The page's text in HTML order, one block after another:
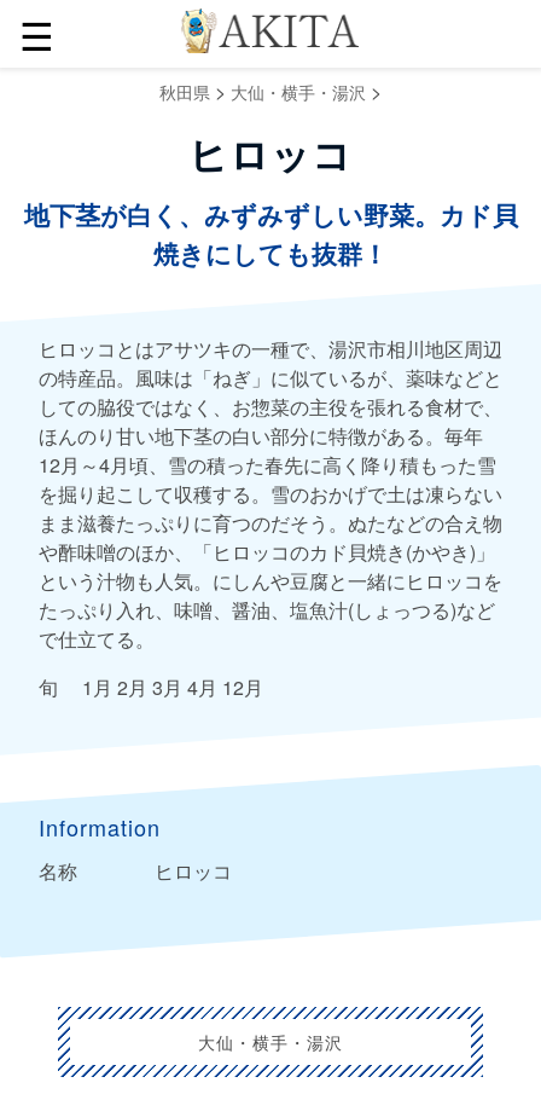
☰
秋田県 > 大仙・横手・湯沢 >
ヒロッコ
地下茎が白く、みずみずしい野菜。カド貝
焼きにしても抜群！
ヒロッコとはアサツキの一種で、湯沢市相川地区周辺
の特産品。風味は「ねぎ」に似ているが、薬味などと
しての脇役ではなく、お惣菜の主役を張れる食材で、
ほんのり甘い地下茎の白い部分に特徴がある。毎年
12月～4月頃、雪の積った春先に高く降り積もった雪
を掘り起こして収穫する。雪のおかげで土は凍らない
まま滋養たっぷりに育つのだそう。ぬたなどの合え物
や酢味噌のほか、「ヒロッコのカド貝焼き(かやき)」
という汁物も人気。にしんや豆腐と一緒にヒロッコを
たっぷり入れ、味噌、醤油、塩魚汁(しょっつる)など
で仕立てる。
旬 1月 2月 3月 4月 12月
Information
名称 ヒロッコ
大仙・横手・湯沢